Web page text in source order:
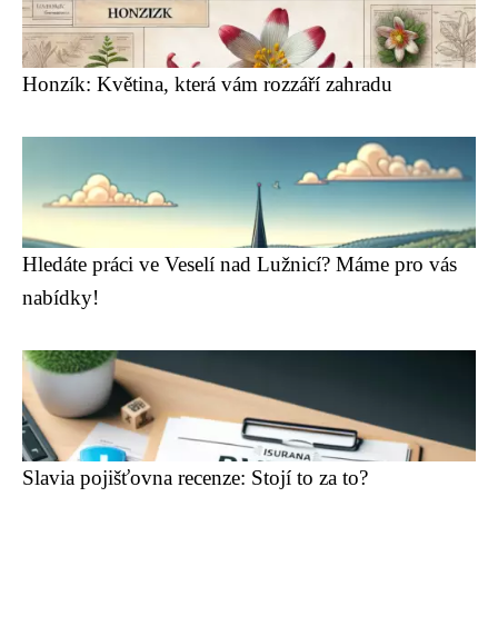
Honzík: Květina, která vám rozzáří zahradu
Hledáte práci ve Veselí nad Lužnicí? Máme pro vás
nabídky!
Slavia pojišťovna recenze: Stojí to za to?